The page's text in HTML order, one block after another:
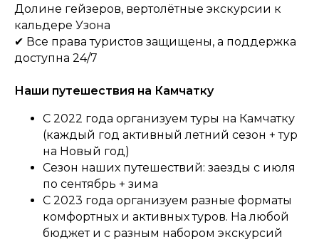
Долине гейзеров, вертолётные экскурсии к
кальдере Узона
✔ Все права туристов защищены, а поддержка
доступна 24/7
Наши путешествия на Камчатку
С 2022 года организуем туры на Камчатку
(каждый год активный летний сезон + тур
на Новый год)
Сезон наших путешествий: заезды с июля
по сентябрь + зима
С 2023 года организуем разные форматы
комфортных и активных туров. На любой
бюджет и с разным набором экскурсий